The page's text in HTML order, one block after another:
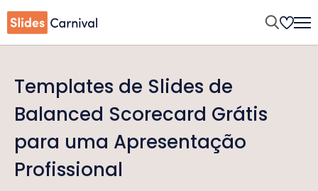
Templates de Slides de
Balanced Scorecard Grátis
para uma Apresentação
Profissional